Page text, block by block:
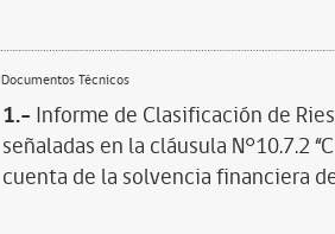
Documentos Técnicos
1.- Informe de Clasificación de
señaladas en la cláusula N°10.7.2
cuenta de la solvencia financiera